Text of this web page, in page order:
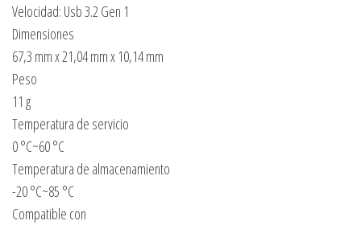
Velocidad: Usb 3.2 Gen 1
Dimensiones
67,3 mm x 21,04 mm x 10,14 mm
Peso
11 g
Temperatura de servicio
0 °C~60 °C
Temperatura de almacenamiento
-20 °C~85 °C
Compatible con